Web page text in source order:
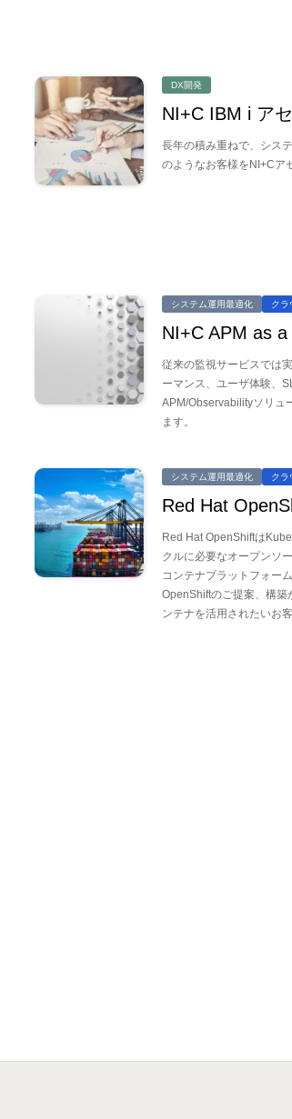
DX開発
NI+C IBM i ア
長年の積み重ねで、シス
のようなお客様をNI+Cア
システム運用最適化 クラ
NI+C APM as
従来の監視サービスでは
ーマンス、ユーザ体験、
APM/Observabilityソリュ
ます。
システム運用最適化 クラ
Red Hat
Red Hat OpenShiftは
クルに必要なオープンソ
コンテナプラットフォー
OpenShiftのご提案、構築
ンテナを活用されたいお